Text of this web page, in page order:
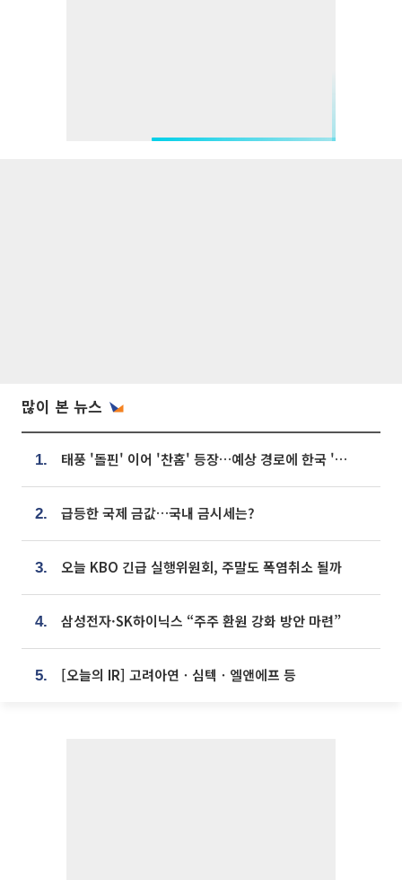
많이 본 뉴스
1. 태풍 '돌핀' 이어 '찬홈' 등장…예상 경로에 한국 '한숨'
2. 급등한 국제 금값…국내 금시세는?
3. 오늘 KBO 긴급 실행위원회, 주말도 폭염취소 될까
4. 삼성전자·SK하이닉스 “주주 환원 강화 방안 마련”
5. [오늘의 IR] 고려아연ㆍ심텍ㆍ엘앤에프 등